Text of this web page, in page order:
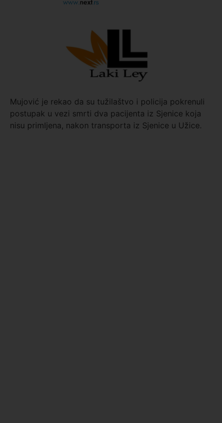
Mujović je rekao da su tužilaštvo i policija pokrenuli
postupak u vezi smrti dva pacijenta iz Sjenice koja
nisu primljena, nakon transporta iz Sjenice u Užice.